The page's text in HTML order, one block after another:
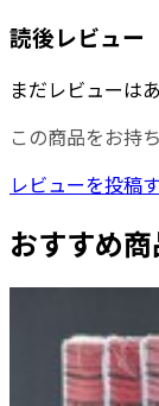
読後レビュー
まだレビューは
この商品をお持
レビューを投稿
おすすめ